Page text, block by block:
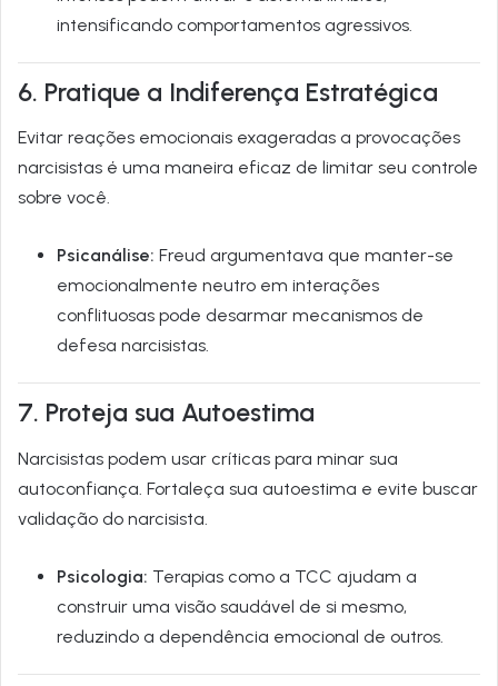
intensificando comportamentos agressivos.
6. Pratique a Indiferença Estratégica
Evitar reações emocionais exageradas a provocações
narcisistas é uma maneira eficaz de limitar seu controle
sobre você.
Psicanálise: Freud argumentava que manter-se
emocionalmente neutro em interações
conflituosas pode desarmar mecanismos de
defesa narcisistas.
7. Proteja sua Autoestima
Narci­sistas podem usar críticas para minar sua
autoconfiança. Fortaleça sua autoestima e evite buscar
validação do narcisista.
Psicologia: Terapias como a TCC ajudam a
construir uma visão saudável de si mesmo,
reduzindo a dependência emocional de outros.